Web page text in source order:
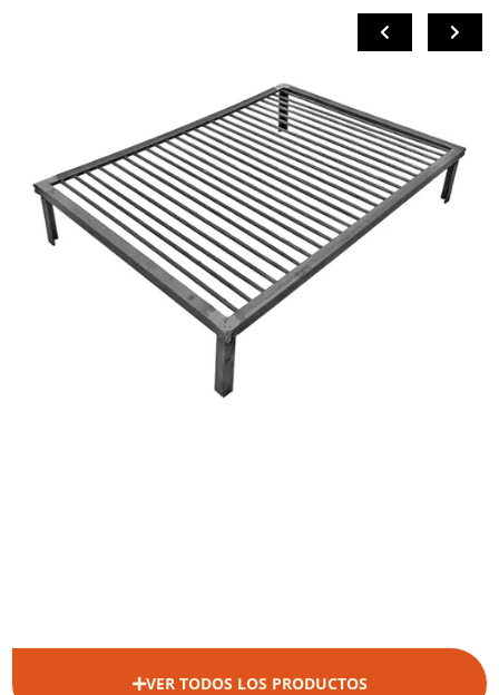
VER TODOS LOS PRODUCTOS